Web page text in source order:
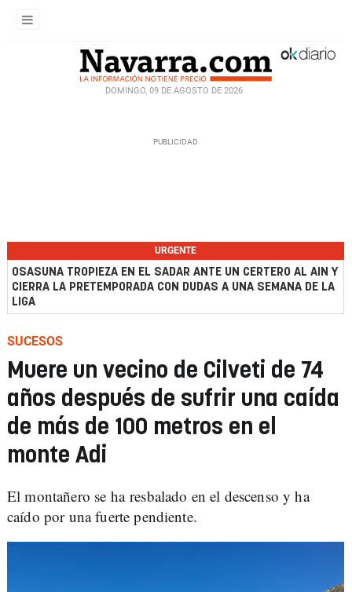
DOMINGO, 09 DE AGOSTO DE 2026
URGENTE
OSASUNA TROPIEZA EN EL SADAR ANTE UN CERTERO AL AIN Y
CIERRA LA PRETEMPORADA CON DUDAS A UNA SEMANA DE LA
LIGA
SUCESOS
Muere un vecino de Cilveti de 74
años después de sufrir una caída
de más de 100 metros en el
monte Adi
El montañero se ha resbalado en el descenso y ha
caído por una fuerte pendiente.